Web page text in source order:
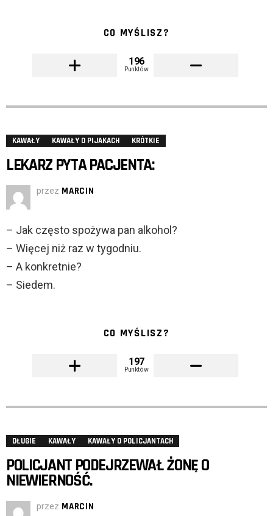
CO MYŚLISZ?
196
Punktów
KAWAŁY KAWAŁY O PIJAKACH KRÓTKIE
LEKARZ PYTA PACJENTA:
przez MARCIN
– Jak często spożywa pan alkohol?
– Więcej niż raz w tygodniu.
– A konkretnie?
– Siedem.
CO MYŚLISZ?
197
Punktów
DŁUGIE KAWAŁY KAWAŁY O POLICJANTACH
POLICJANT PODEJRZEWAŁ ŻONĘ O
NIEWIERNOŚĆ.
przez MARCIN